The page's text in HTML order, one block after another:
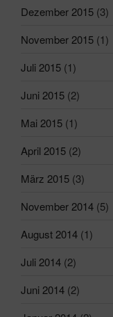
Dezember 2015 (3)
November 2015 (1)
Juli 2015 (1)
Juni 2015 (2)
Mai 2015 (1)
April 2015 (2)
März 2015 (3)
November 2014 (5)
August 2014 (1)
Juli 2014 (2)
Juni 2014 (2)